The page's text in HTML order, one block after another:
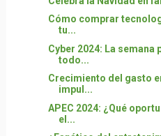
Cómo comprar
tu...
Cyber 2024: La
todo...
Crecimiento del gasto
impul...
APEC 2024: ¿Qué
el...